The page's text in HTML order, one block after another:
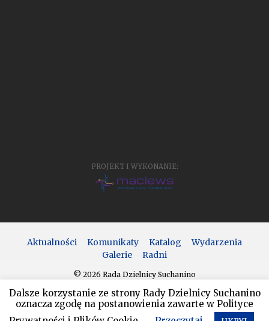
PROJEKT I WYKONANIE:
Aktualności Komunikaty Katalog
Wydarzenia
Galerie
Radni
© 2026 Rada Dzielnicy Suchanino
Dalsze korzystanie ze strony Rady Dzielnicy Suchanino
oznacza zgodę na postanowienia zawarte w Polityce